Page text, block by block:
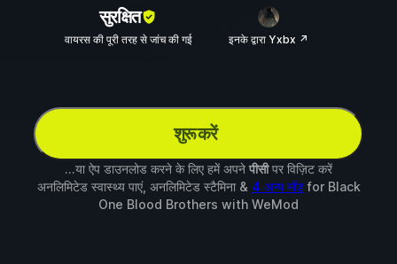
सुरक्षित
वायरस की पूरी तरह से जांच की गई इनके द्वारा Yxbx ↗
शुरू करें
...या ऐप डाउनलोड करने के लिए हमें अपने पीसीपर विज़िट करें
अनलिमिटेड स्वास्थ्य पाएं, अनलिमिटेड स्टैमिना & 4 अन्य मॉडfor Black
One Blood Brothers with WeMod